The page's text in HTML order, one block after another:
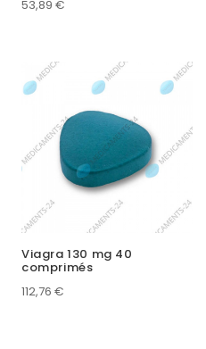
53,89 €
Viagra 130 mg 40
comprimés
112,76 €